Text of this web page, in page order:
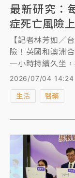
最新研究：
症死亡風險
【記者林芳如／
險！英國和澳洲
一小時持續久坐
時輕度活動取代
分鐘中度活動取
度活動，對久坐
2026/07/04 14:24
生活 醫藥